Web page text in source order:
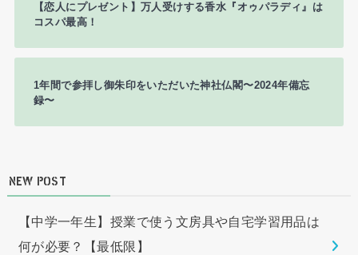
【恋人にプレゼント】万人受けする香水『オゥパラディ』は
コスパ最高！
1年間で参拝し御朱印をいただいた神社仏閣〜2024年備忘
録〜
NEW POST
【中学一年生】授業で使う文房具や自宅学習用品は
何が必要？【最低限】